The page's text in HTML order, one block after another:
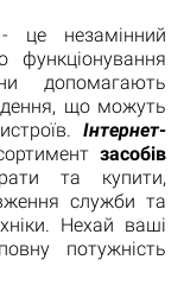
це незамінний
функціонування
допомагають
що можуть
Інтернет-
засобів
та купити,
служби та
Нехай ваші
потужність